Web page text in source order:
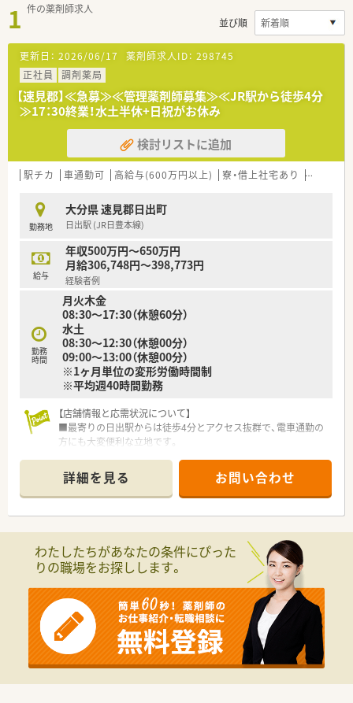
1 件の薬剤師求人
並び順
更新日： 2026/06/17 薬剤師求人ID： 298745
正社員
調剤薬局
【速見郡】≪急募≫≪管理薬剤師募集≫≪JR駅から徒歩4分
≫17：30終業！水土半休+日祝がお休み
検討リストに追加
駅チカ 車通勤可 高給与(600万円以上) 寮・借上社宅あり 住宅補
勤務地
大分県 速見郡日出町
日出駅 (JR日豊本線)
給与
年収500万円～650万円
月給306,748円～398,773円
経験者例
勤務
時間
月火木金
08:30～17:30（休憩60分）
水土
08:30～12:30（休憩00分）
09:00～13:00（休憩00分）
※1ヶ月単位の変形労働時間制
※平均週40時間勤務
【店舗情報と応需状況について】
■最寄りの日出駅からは徒歩4分とアクセス抜群で、電車通勤の
方にも大変便利な立地です。
目を1日平均51枚応需します。
■薬剤師は常時2名体制で、事務スタッフと連携しながら落ち着
いて業務に取り組めます。
■今後のさらなるサービス向上を目指し、組織体制を強化するた
めの増員募集となります。
■これまでの調剤薬局でのご経験を活かし、チームの中心として
■協調性を持ってお仕事に取り組めるなど、スキルだけでなくお
人柄も重視した採用を行っています。
【求人情報について】
■これまでのご経験やスキルを十分に考慮し、年収500万円から
650万円をご提示します。
■年間休日は117日と多く確保されており、日曜祝日と他1日の
詳細を見る お問い合わせ
わたしたちがあなたの条件にぴった
りの職場をお探しします。